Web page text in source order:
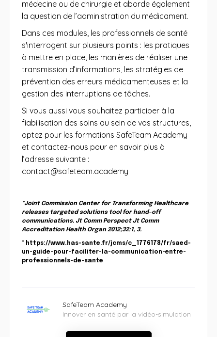
médecine ou de chirurgie et aborde également
la question de l’administration du médicament.
Dans ces modules, les professionnels de santé
s'interrogent sur plusieurs points : les pratiques
à mettre en place, les manières de réaliser une
transmission d’informations, les stratégies de
prévention des erreurs médicamenteuses et la
gestion des interruptions de tâches.
Si vous aussi vous souhaitez participer à la
fiabilisation des soins au sein de vos structures,
optez pour les formations SafeTeam Academy
et contactez-nous pour en savoir plus à
l’adresse suivante :
contact@safeteam.academy
*Joint Commission Center for Transforming Healthcare
releases targeted solutions tool for hand-off
communications. Jt Comm Perspect Jt Comm
Accreditation Health Organ 2012;32:1, 3.
* https://www.has-sante.fr/jcms/c_1776178/fr/saed-
un-guide-pour-faciliter-la-communication-entre-
professionnels-de-sante
SafeTeam Academy
Innover en santé par la vidéo-simulation